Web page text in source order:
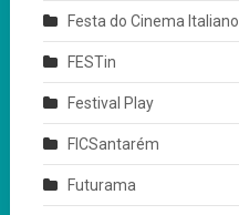
Festa do Cinema Italiano
FESTin
Festival Play
FICSantarém
Futurama